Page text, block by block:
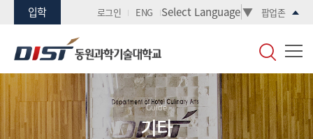
입학 로그인 ENG Select Language▼ 팝업존
Guide
기타